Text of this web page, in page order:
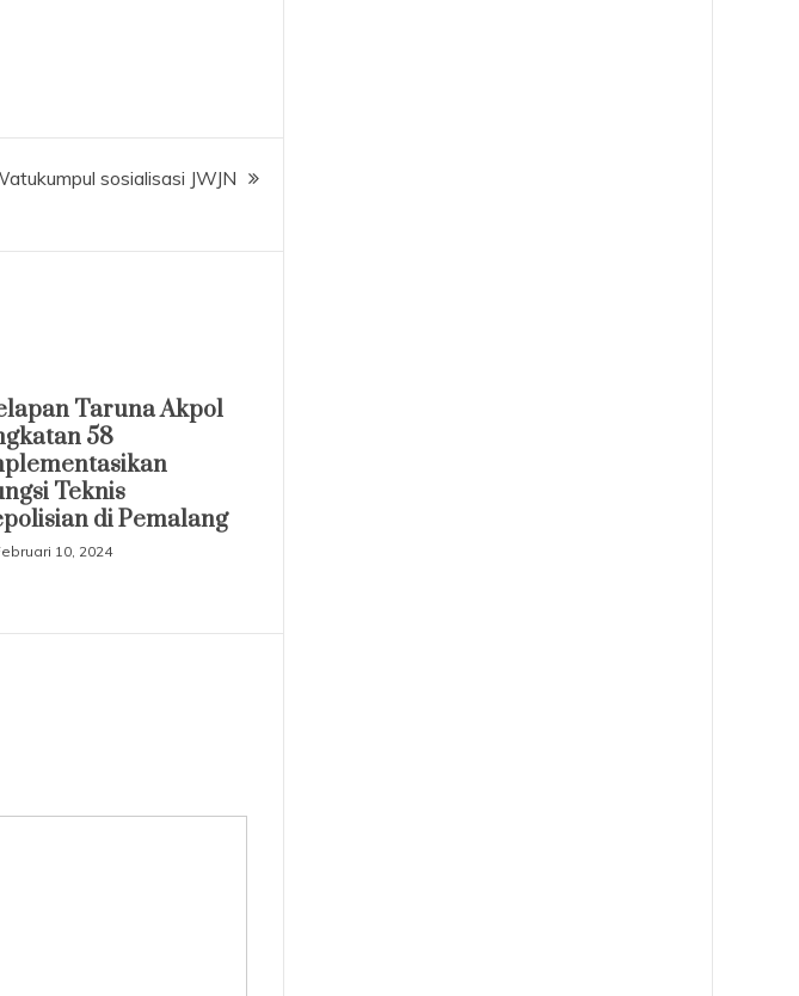
sosialisasi JWJN
Taruna Akpol
58
Teknis
di Pemalang
10, 2024